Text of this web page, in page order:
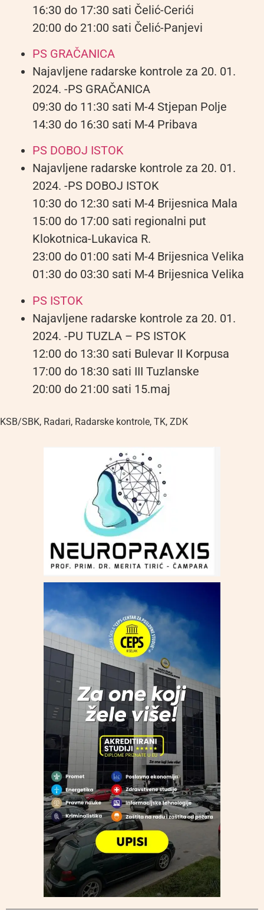
16:30 do 17:30 sati Čelić-Cerići
20:00 do 21:00 sati Čelić-Panjevi
PS GRAČANICA
Najavljene radarske kontrole za 20. 01.
2024. -PS GRAČANICA
09:30 do 11:30 sati M-4 Stjepan Polje
14:30 do 16:30 sati M-4 Pribava
PS DOBOJ ISTOK
Najavljene radarske kontrole za 20. 01.
2024. -PS DOBOJ ISTOK
10:30 do 12:30 sati M-4 Brijesnica Mala
15:00 do 17:00 sati regionalni put
Klokotnica-Lukavica R.
23:00 do 01:00 sati M-4 Brijesnica Velika
01:30 do 03:30 sati M-4 Brijesnica Velika
PS ISTOK
Najavljene radarske kontrole za 20. 01.
2024. -PU TUZLA – PS ISTOK
12:00 do 13:30 sati Bulevar II Korpusa
17:00 do 18:30 sati III Tuzlanske
20:00 do 21:00 sati 15.maj
KSB/SBK, Radari, Radarske kontrole, TK, ZDK